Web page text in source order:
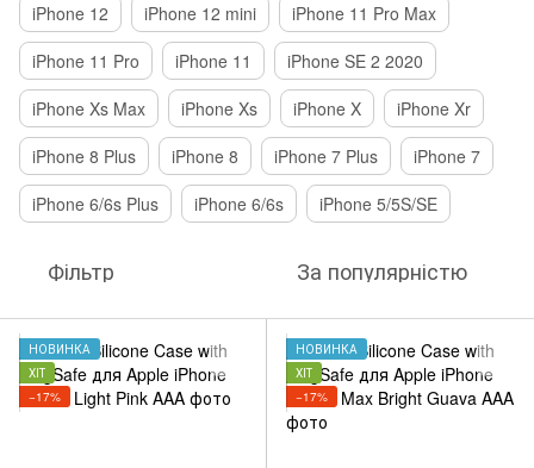
iPhone 12
iPhone 12 mini
iPhone 11 Pro Max
iPhone 11 Pro
iPhone 11
iPhone SE 2 2020
iPhone Xs Max
iPhone Xs iPhone X
iPhone Xr
iPhone 8 Plus
iPhone 8 iPhone 7 Plus
iPhone 7
iPhone 6/6s Plus
iPhone 6/6s iPhone 5/5S/SE
Фільтр За популярністю
НОВИНКА
ХІТ
−17%
НОВИНКА
ХІТ
−17%